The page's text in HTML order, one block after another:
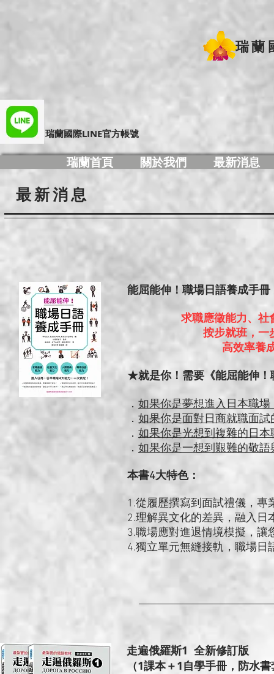
瑞蘭
​瑞蘭國際LINE官方帳號
瑞蘭首頁 關於我們 最新消息
最新消息
能屈能伸！職場日語養成手
求職應徵能力、社
按步就班，一
高效率養
★就是你！需要《能屈能伸！
． 如果你是夢想進入日本職
． 如果你是面對日商就職面
． 如果你是光想到複雜的日
． 如果你是一想到艱難的敬
本書4大特色：
1.從履歷撰寫到面試禮儀，專
2.理解異文化的差異，融入日
3.職場應對進退情境模擬，讓
4.獨立單元無縫接軌，職場日
走遍俄羅斯1 全新修訂版
（1課本＋1自學手冊，防水